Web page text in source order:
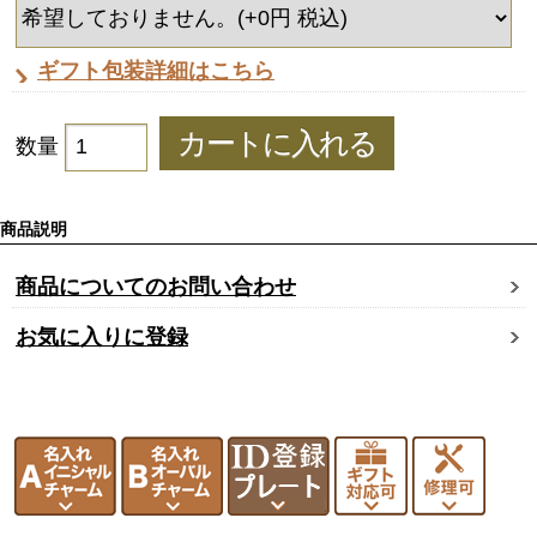
ギフト包装詳細はこちら
数量
商品説明
商品についてのお問い合わせ
お気に入りに登録